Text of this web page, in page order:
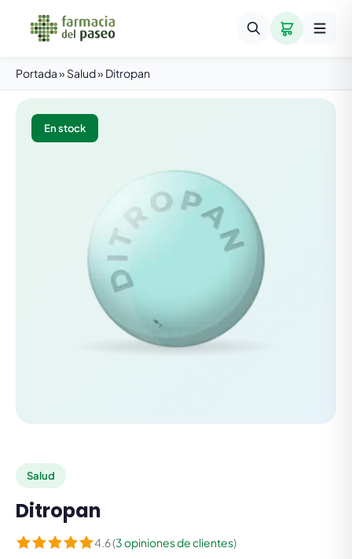
Portada» Salud» Ditropan
En stock
Salud
Ditropan
4.6 (3 opiniones de clientes)